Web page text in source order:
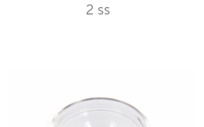
2 ss